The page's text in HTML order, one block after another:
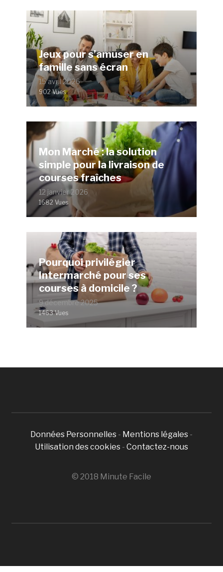
Jeux pour s’amuser en
famille sans écran
15 avril 2026
902 Vues
Mon Marché : la solution
simple pour la livraison de
courses fraîches
12 janvier 2026
1682 Vues
Pourquoi privilégier
Intermarché pour ses
courses à domicile ?
9 décembre 2025
1463 Vues
Données Personnelles - Mentions légales -
Utilisation des cookies - Contactez-nous
© 2018 Minute Facile